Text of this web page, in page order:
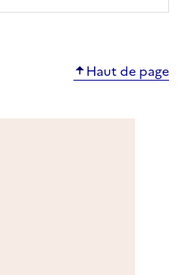
Haut de page